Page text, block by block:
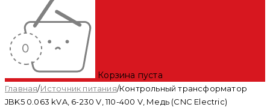
Корзина пуста
Главная/Источник питания/Контрольный трансформатор
JBK5 0.063 kVA, 6-230 V, 110-400 V, Медь (CNC Electric)